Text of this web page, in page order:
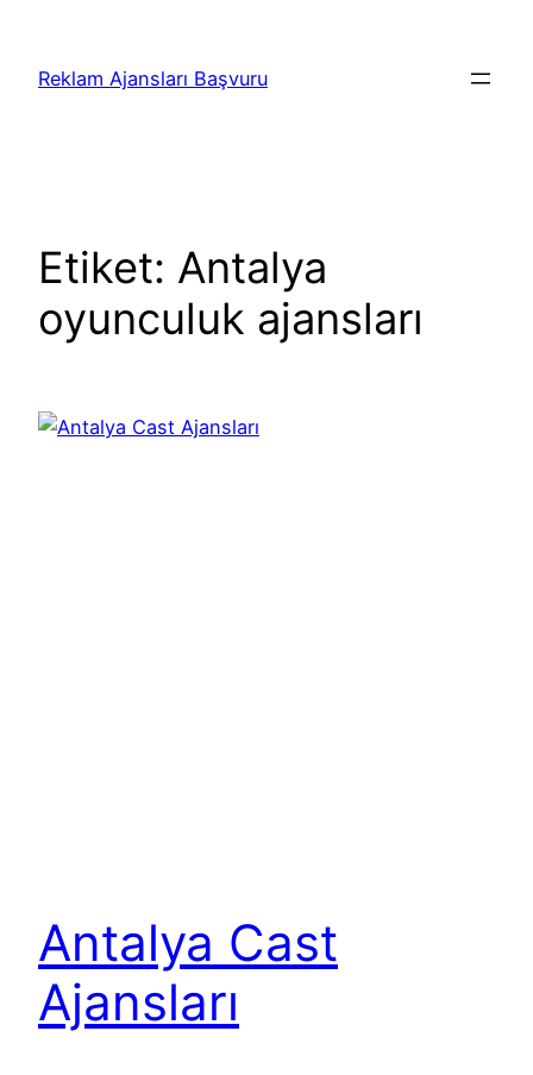
Reklam Ajansları Başvuru
Etiket: Antalya
oyunculuk ajansları
Antalya Cast
Ajansları